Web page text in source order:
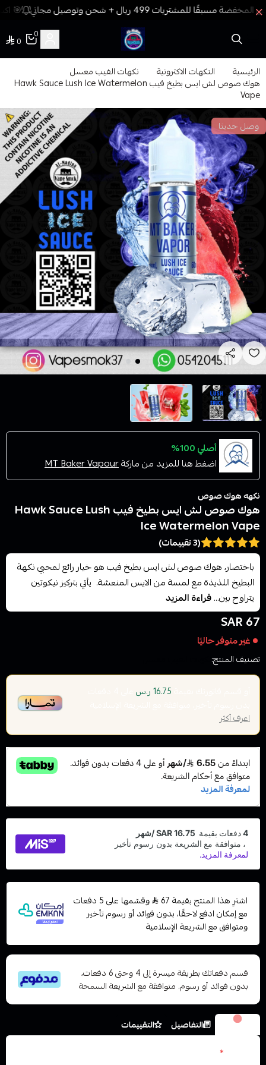
🎯
فيب المدينة
0
0
الرئيسية النكهات الاكترونية نكهات الفيب معسل
هوك صوص لش ايس بطيخ فيب Hawk Sauce Lush Ice Watermelon
Vape
وصل حديثا
أصلي 100%
اضغط هنا للمزيد من ماركةMT Baker Vapour
نكهه هوك صوص
هوك صوص لش ايس بطيخ فيب Hawk Sauce Lush
Ice Watermelon Vape
(3 تقييمات)
باختصار، هوك صوص لش ايس بطيخ فيب هو خيار رائع لمحبي نكهة
البطيخ اللذيذة مع لمسة من الايس المنعشة. يأتي بتركيز نيكوتين
يتراوح بين...قراءة المزيد
67 SAR
غير متوفر حاليًا
تصنيف المنتج:
16.75 ر.س
اعرف أكثر
اشترِ هذا المنتج بقيمة 67
وقسّمها على 5 دفعات
مع إمكان ادفع لاحقًا، بدون فوائد أو رسوم تأخير
ومتوافق مع الشريعة الإسلامية
قسم دفعاتك بطريقة ميسرة إلى 4 وحتى 6 دفعات،
بدون فوائد أو رسوم. متوافقة مع الشريعة السمحة
الخيارات التفاصيل
التقييمات
*